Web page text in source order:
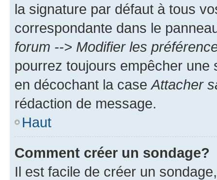
la signature par défaut à tous
correspondante dans le
forum --> Modifier les
pourrez toujours empêcher une
en décochant la case Attacher
rédaction de message.
Haut
Comment créer un sondage?
Il est facile de créer un